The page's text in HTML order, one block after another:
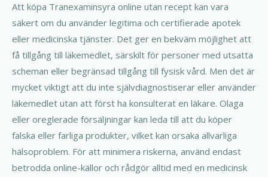
Att köpa Tranexaminsyra online utan recept kan vara
säkert om du använder legitima och certifierade apotek
eller medicinska tjänster. Det ger en bekväm möjlighet att
få tillgång till läkemedlet, särskilt för personer med utsatta
scheman eller begränsad tillgång till fysisk vård. Men det är
mycket viktigt att du inte självdiagnostiserar eller använder
läkemedlet utan att först ha konsulterat en läkare. Olaga
eller oreglerade försäljningar kan leda till att du köper
falska eller farliga produkter, vilket kan orsaka allvarliga
hälsoproblem. För att minimera riskerna, använd endast
betrodda online-källor och rådgör alltid med en medicinsk